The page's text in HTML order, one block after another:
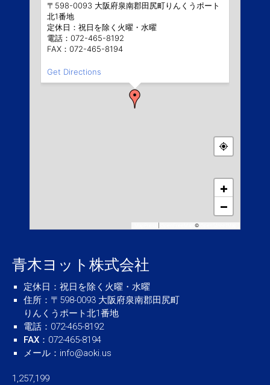
+
−
©
〒598-0093 大阪府泉南郡田尻町りんくうポート
北1番地
定休日：祝日を除く火曜・水曜
電話：072-465-8192
FAX：072-465-8194
Get Directions
青木ヨット株式会社
定休日 ：祝日を除く火曜・水曜
住所 ：〒598-0093 大阪府泉南郡田尻町
りんくうポート北1番地
電話 ：072-465-8192
FAX ：072-465-8194
メール ： info@aoki.us
1,257,199